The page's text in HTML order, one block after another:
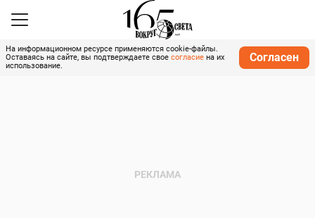
На информационном ресурсе применяются cookie-файлы.
Оставаясь на сайте, вы подтверждаете свое согласие на их
использование.
Согласен